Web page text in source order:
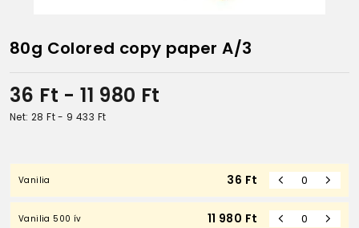
80g Colored copy paper A/3
36 Ft - 11 980 Ft
Net: 28Ft- 9 433 Ft
Vanilia 36 Ft
Vanilia 500 ív 11 980 Ft